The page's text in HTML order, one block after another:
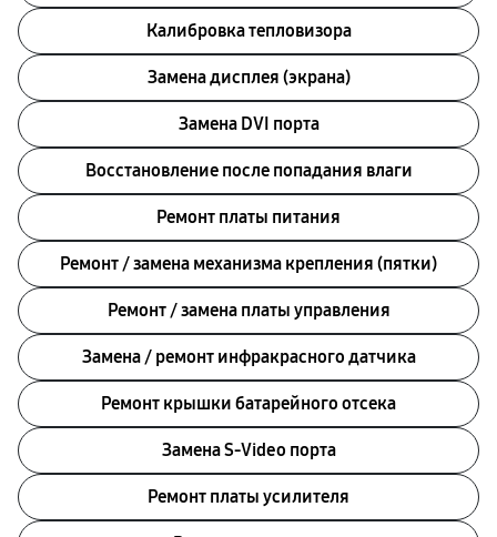
Калибровка тепловизора
Замена дисплея (экрана)
Замена DVI порта
Восстановление после попадания влаги
Ремонт платы питания
Ремонт / замена механизма крепления (пятки)
Ремонт / замена платы управления
Замена / ремонт инфракрасного датчика
Ремонт крышки батарейного отсека
Замена S-Video порта
Ремонт платы усилителя